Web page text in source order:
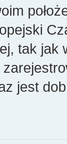
tak jak
jest